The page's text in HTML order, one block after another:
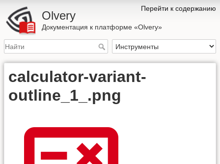
Перейти к содержанию
Olvery
Документация к платформе «Olvery»
calculator-variant-
outline_1_.png